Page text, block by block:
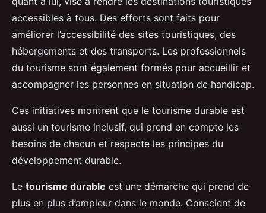
accessibles à tous. Des efforts sont faits pour
améliorer l’accessibilité des sites touristiques, des
hébergements et des transports. Les professionnels
du tourisme sont également formés pour accueillir et
accompagner les personnes en situation de handicap.
Ces initiatives montrent que le tourisme durable est
aussi un tourisme inclusif, qui prend en compte les
besoins de chacun et respecte les principes du
développement durable.
Le tourisme durable est une démarche qui prend de
plus en plus d’ampleur dans le monde. Conscient de